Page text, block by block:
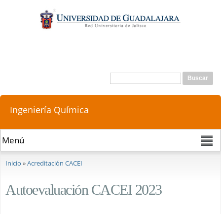
contenido
principal
Formulario de búsqueda
Buscar
Ingeniería Química
Inicio »Acreditación CACEI
Autoevaluación CACEI 2023